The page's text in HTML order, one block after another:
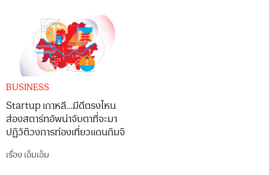
BUSINESS
Startup เกาหลี…มีดีตรงไหน
ส่องสตาร์ทอัพน่าจับตาที่จะมา
ปฏิวัติวงการท่องเที่ยวแดนกิมจิ
เรื่อง เอ็มเอ็ม